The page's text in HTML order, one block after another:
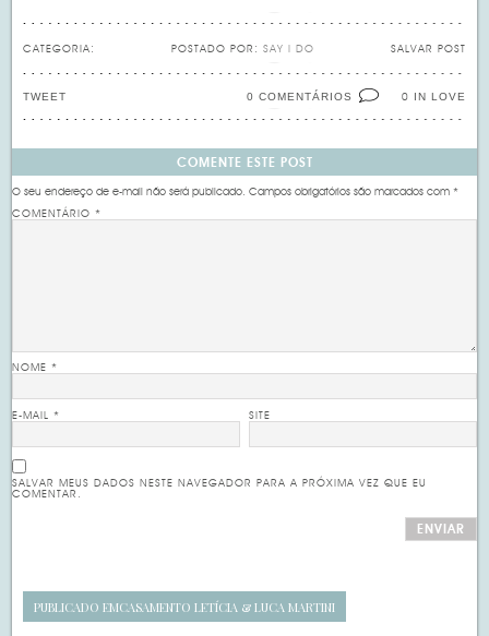
CATEGORIA: SALVAR POST
POSTADO POR: SAY I DO
0 IN LOVE
0 COMENTÁRIOS
TWEET
COMENTE ESTE POST
O seu endereço de e-mail não será publicado. Campos obrigatórios são marcados com*
COMENTÁRIO*
NOME*
E-MAIL* SITE
SALVAR MEUS DADOS NESTE NAVEGADOR PARA A PRÓXIMA VEZ QUE EU
COMENTAR.
PUBLICADO EMCASAMENTO LETÍCIA & LUCA MARTINI